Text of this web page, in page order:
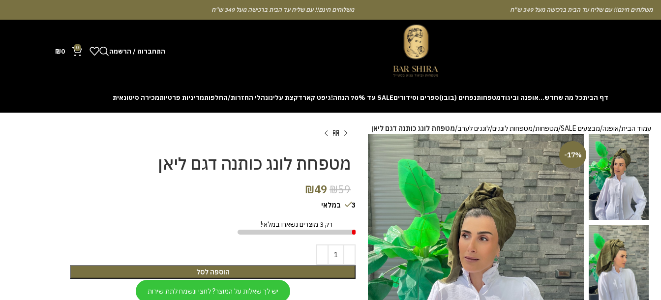
חינם!! עם שליח עד הבית ברכישה מעל 349 ש"ח משלוחים חינם!! עם שליח עד הבית ברכישה מעל 349 ש"ח
התחברות / הרשמה 0
₪0
דף הביתכל מה שחדש…אופנה וביגודמטפחותנפחים (בובו)ספרים וסידוריםSALE עד 70% הנחה! גיפט קארדקצת עלינונהלי החזרות/החלפותמדיניות פרטיותמכירה סיטונאית
cash out before a rising multiplier disappears from view. Learning the rhythm can take a few attempts. A helpful way to begin without risk is to use the Aviator demo mode and familiarise yourself
with the interface. Some enthusiasts share tactics on sites like [aviatordreamliner.com] where they discuss the statistical probability of long sessions. Reading these guides often reveals how the
provably fair system guarantees genuine randomness for every single bet you decide to place.
עמוד הבית אופנה מבצעים SALE מטפחות מטפחות לונגים לונגים לערב מטפחת לונג כותנה דגם ליאן
-17% מטפחת לונג כותנה דגם ליאן
₪59
₪49
3 במלאי
רק 3 מוצרים נשארו במלאי!
הוספה לסל
יש לך שאלות על המוצר? לחצי ונשמח לתת שירות